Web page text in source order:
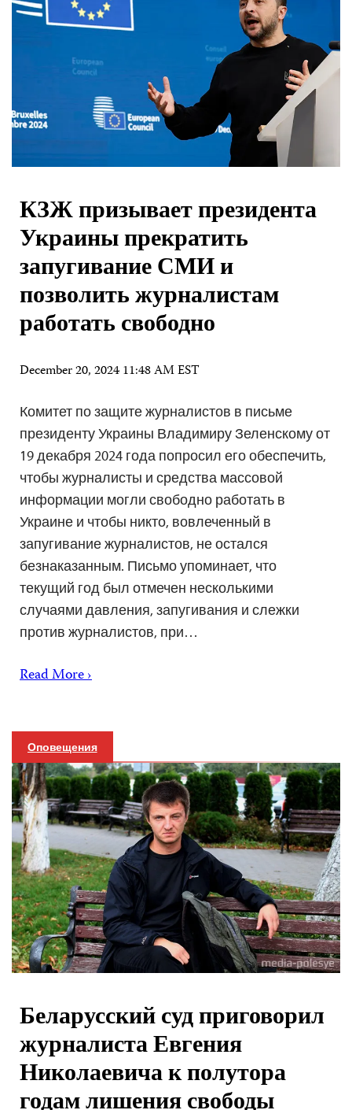
КЗЖ призывает президента
Украины прекратить
запугивание СМИ и
позволить журналистам
работать свободно
December 20, 2024 11:48 AM EST
Комитет по защите журналистов в письме
президенту Украины Владимиру Зеленскому от
19 декабря 2024 года попросил его обеспечить,
чтобы журналисты и средства массовой
информации могли свободно работать в
Украине и чтобы никто, вовлеченный в
запугивание журналистов, не остался
безнаказанным. Письмо упоминает, что
текущий год был отмечен несколькими
случаями давления, запугивания и слежки
против журналистов, при…
Read More ›
Оповещения
Беларусский суд приговорил
журналиста Евгения
Николаевича к полутора